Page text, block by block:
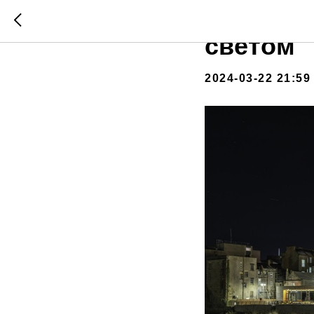
светом
2024-03-22 21:59